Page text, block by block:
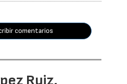
comentarios